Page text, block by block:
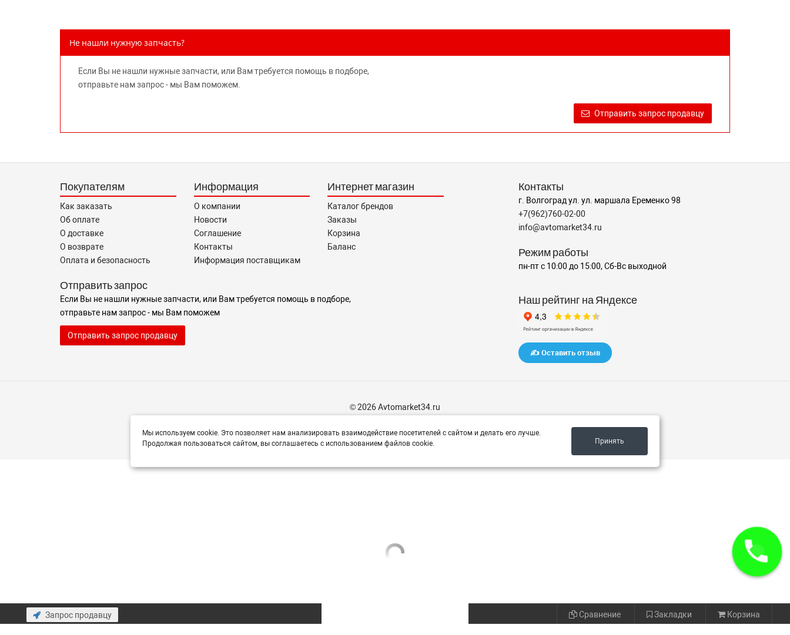
Не нашли нужную запчасть?
Если Вы не нашли нужные запчасти, или Вам требуется помощь в подборе,
отправьте нам запрос - мы Вам поможем.
Отправить запрос продавцу
Покупателям
Как заказать
Об оплате
О доставке
О возврате
Оплата и безопасность
Информация
О компании
Новости
Соглашение
Контакты
Информация поставщикам
Интернет магазин
Каталог брендов
Заказы
Корзина
Баланс
Отправить запрос
Если Вы не нашли нужные запчасти, или Вам требуется помощь в подборе,
отправьте нам запрос - мы Вам поможем
Отправить запрос продавцу
Контакты
г. Волгоград ул. ул. маршала Еременко 98
+7(962)760-02-00
info@avtomarket34.ru
Режим работы
пн-пт с 10:00 до 15:00, Сб-Вс выходной
Наш рейтинг на Яндексе
✍️ Оставить отзыв
© 2026 Avtomarket34.ru
Мы используем cookie. Это позволяет нам анализировать взаимодействие посетителей с сайтом и делать его лучше.
Продолжая пользоваться сайтом, вы соглашаетесь с использованием файлов cookie.
Принять
Запрос продавцу Сравнение Закладки Корзина